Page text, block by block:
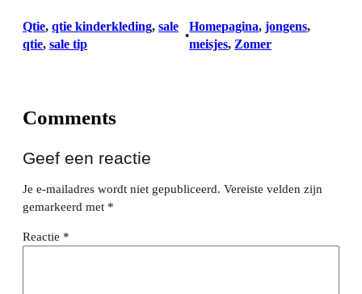
Qtie, qtie kinderkleding, sale
qtie, sale tip
•
Homepagina, jongens
meisjes, Zomer
Comments
Geef een reactie
Je e-mailadres wordt niet gepubliceerd. Vereiste velden zijn
gemarkeerd met *
Reactie *